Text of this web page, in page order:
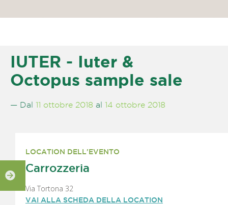
IUTER - Iuter &
Octopus sample sale
— Dal 11 ottobre 2018 al 14 ottobre 2018
LOCATION DELL'EVENTO
Carrozzeria
Via Tortona 32
VAI ALLA SCHEDA DELLA LOCATION